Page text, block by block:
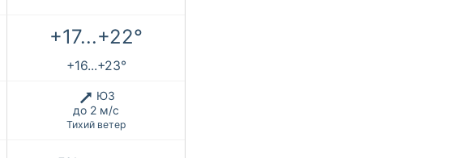
+17...+22°
+16...+23°
ЮЗ
до 2 м/с
Тихий ветер